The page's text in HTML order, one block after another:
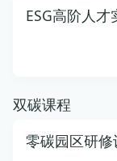
ESG高阶人才
双碳课程
零碳园区研